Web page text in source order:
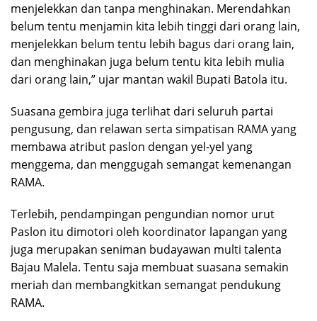
menjelekkan dan tanpa menghinakan. Merendahkan
belum tentu menjamin kita lebih tinggi dari orang lain,
menjelekkan belum tentu lebih bagus dari orang lain,
dan menghinakan juga belum tentu kita lebih mulia
dari orang lain,” ujar mantan wakil Bupati Batola itu.
Suasana gembira juga terlihat dari seluruh partai
pengusung, dan relawan serta simpatisan RAMA yang
membawa atribut paslon dengan yel-yel yang
menggema, dan menggugah semangat kemenangan
RAMA.
Terlebih, pendampingan pengundian nomor urut
Paslon itu dimotori oleh koordinator lapangan yang
juga merupakan seniman budayawan multi talenta
Bajau Malela. Tentu saja membuat suasana semakin
meriah dan membangkitkan semangat pendukung
RAMA.